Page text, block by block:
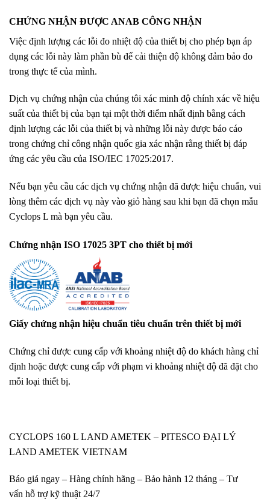
CHỨNG NHẬN ĐƯỢC ANAB CÔNG NHẬN
Việc định lượng các lỗi đo nhiệt độ của thiết bị cho phép bạn áp
dụng các lỗi này làm phần bù để cải thiện độ không đảm bảo đo
trong thực tế của mình.
Dịch vụ chứng nhận của chúng tôi xác minh độ chính xác về hiệu
suất của thiết bị của bạn tại một thời điểm nhất định bằng cách
định lượng các lỗi của thiết bị và những lỗi này được báo cáo
trong chứng chỉ công nhận quốc gia xác nhận rằng thiết bị đáp
ứng các yêu cầu của ISO/IEC 17025:2017.
Nếu bạn yêu cầu các dịch vụ chứng nhận đã được hiệu chuẩn, vui
lòng thêm các dịch vụ này vào giỏ hàng sau khi bạn đã chọn mẫu
Cyclops L mà bạn yêu cầu.
Chứng nhận ISO 17025 3PT cho thiết bị mới
Giấy chứng nhận hiệu chuẩn tiêu chuẩn trên thiết bị mới
Chứng chỉ được cung cấp với khoảng nhiệt độ do khách hàng chỉ
định hoặc được cung cấp với phạm vi khoảng nhiệt độ đã đặt cho
mỗi loại thiết bị.
CYCLOPS 160 L LAND AMETEK – PITESCO ĐẠI LÝ
LAND AMETEK VIETNAM
Báo giá ngay – Hàng chính hãng – Bảo hành 12 tháng – Tư
vấn hỗ trợ kỹ thuật 24/7